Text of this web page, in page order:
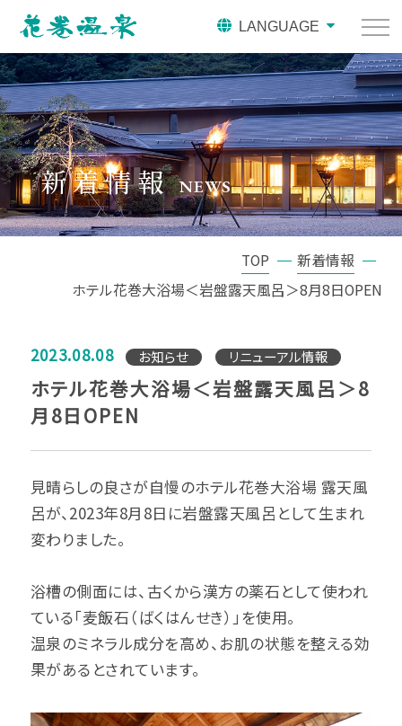
LANGUAGE
新着情報 NEWS
TOP
新着情報
ホテル花巻大浴場＜岩盤露天風呂＞8月8日OPEN
2023.08.08 お知らせ リニューアル情報
ホテル花巻大浴場＜岩盤露天風呂＞8
月8日OPEN
見晴らしの良さが自慢のホテル花巻大浴場 露天風
呂が、2023年8月8日に岩盤露天風呂として生まれ
変わりました。
浴槽の側面には、古くから漢方の薬石として使われ
ている「麦飯石（ばくはんせき）」を使用。
温泉のミネラル成分を高め、お肌の状態を整える効
果があるとされています。